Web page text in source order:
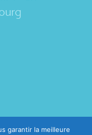
garantir la meilleure